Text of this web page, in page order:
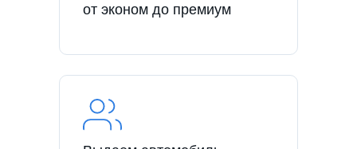
от эконом до премиум